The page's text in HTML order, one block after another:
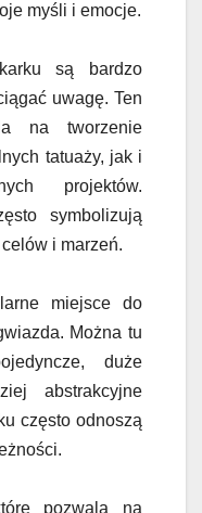
myśli i emocje.
są bardzo
uwagę. Ten
na tworzenie
tatuaży, jak i
projektów.
symbolizują
i marzeń.
miejsce do
Można tu
duże
abstrakcyjne
często odnoszą
pozwala na